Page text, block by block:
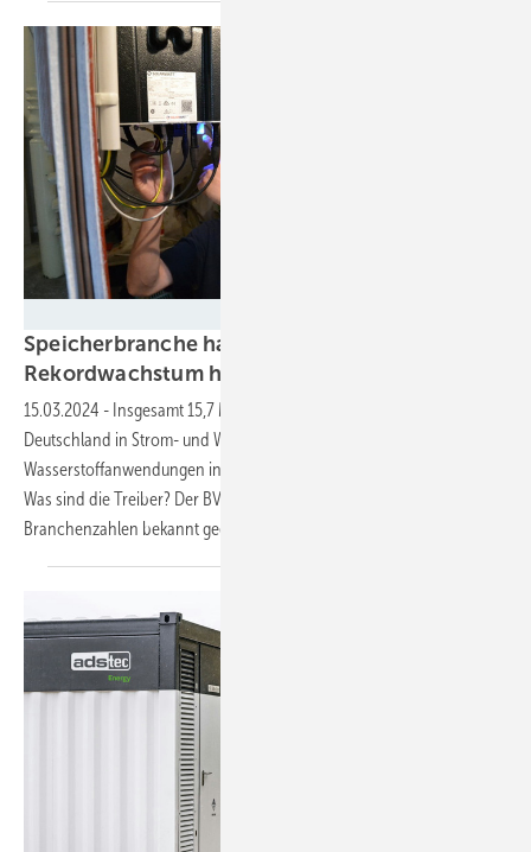
Speicherbranche hat 2023 neues
Rekordwachstum hingelegt
15.03.2024 - Insgesamt 15,7 Milliarden Euro wurden 2023 in
Deutschland in Strom- und Wärmespeicher sowie in
Wasserstoffanwendungen investiert. Das ist ein üppiges Wachstum.
Was sind die Treiber? Der BVES hat es zusammen mit den neuen
Branchenzahlen bekanntgegeben.